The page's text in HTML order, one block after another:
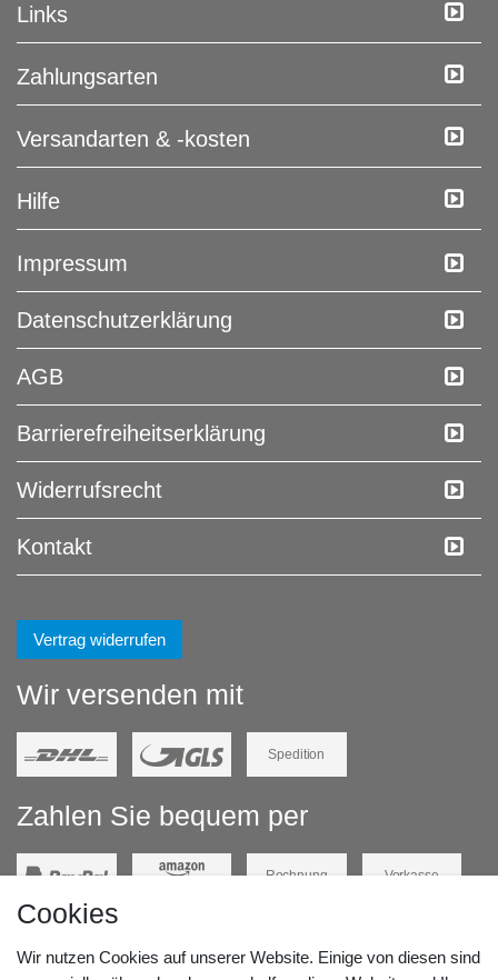
Links
Zahlungsarten
Versandarten & -kosten
Hilfe
Impressum
Daten­schutz­erklärung
AGB
Barrierefreiheitserklärung
Widerrufs­recht
Kontakt
Vertrag widerrufen
Wir versenden mit
Spedition
Zahlen Sie bequem per
Rechnung Vorkasse
Cookies
Wir nutzen Cookies auf unserer Website. Einige von diesen sind